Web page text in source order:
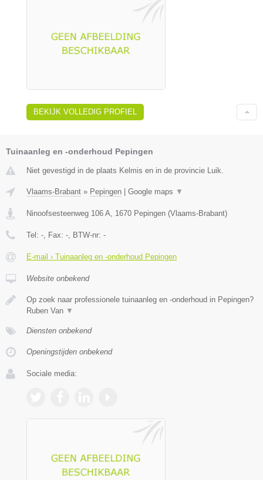
BEKIJK VOLLEDIG PROFIEL
Tuinaanleg en -onderhoud Pepingen
Niet gevestigd in de plaats Kelmis en in de provincie Luik.
Vlaams-Brabant » Pepingen Google maps ▼
Ninoofsesteenweg 106 A, 1670 Pepingen (Vlaams-Brabant)
Tel: -, Fax: -, BTW-nr: -
E-mail › Tuinaanleg en -onderhoud Pepingen
Website onbekend
Op zoek naar professionele tuinaanleg en -onderhoud in Pepingen?
Ruben Van ▼
Diensten onbekend
Openingstijden onbekend
Sociale media: